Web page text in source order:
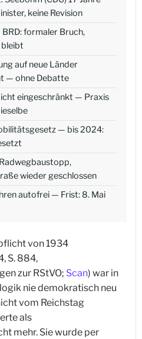
keine Revision
BRD: formaler Bruch,
auf neue Länder
— ohne Debatte
eingeschränkt — Praxis
— bis 2024:
wieder geschlossen
autofrei — Frist: 8. Mai
von 1934
S. 884,
zur RStVO; Scan) war in
nie demokratisch neu
vom Reichstag
als
mehr. Sie wurde per